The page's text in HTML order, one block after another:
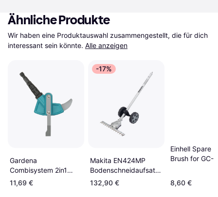
Ähnliche Produkte
Wir haben eine Produktauswahl zusammengestellt, die für dich
interessant sein könnte. Alle anzeigen
Gardena
Combisystem 2in1
Patio Weeder
11,69 €
-17%
Makita EN424MP
Bodenschneidaufsatz
1913C9-3 Silber
132,90 €
Einhell Spare
Brush for GC-
8,60 €